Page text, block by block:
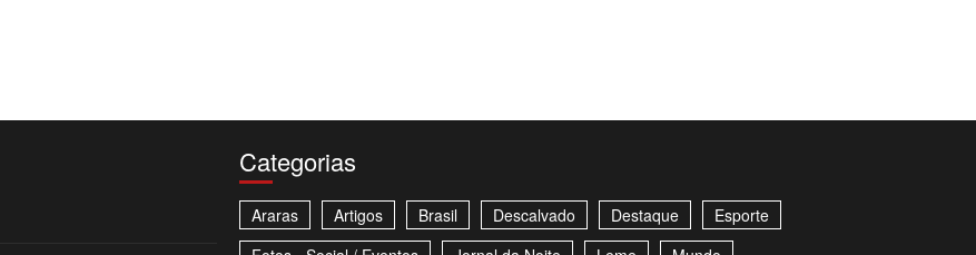
Categorias
Araras Artigos Brasil Descalvado Destaque
Esporte